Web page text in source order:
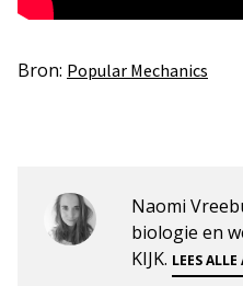
Bron: Popular Mechanics
Naomi
biologie en
KIJK. LEES